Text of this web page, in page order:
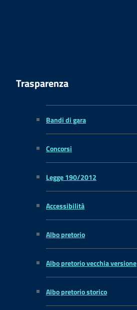
Trasparenza
Bandi di gara
Concorsi
Legge 190/2012
Accessibilità
Albo pretorio
Albo pretorio vecchia versione
Albo pretorio storico